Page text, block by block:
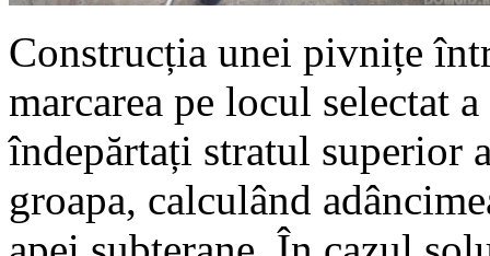
Construcția unei pivnițe
marcarea pe locul selectat
îndepărtați stratul superior
groapa, calculând